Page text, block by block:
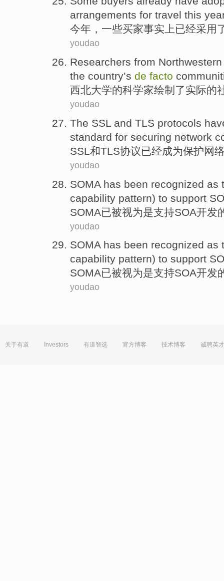
arrangements for travel this
今年 ， 一些买家事实上已经采用
youdao
Researchers from Northwestern
the country’s de facto
西北大学的科学家绘制 了实际的
youdao
The SSL and TLS protocols
standard for securing network
SSL和TLS协议已经成为保护网
youdao
SOMA has been recognized as
capability pattern) to support
SOMA已被视为是支持SOA开发
youdao
SOMA has been recognized as
capability pattern) to support
SOMA已被视为是支持SOA开发
youdao
关于有道 Investors 有道智选 官方博客 技术博客 诚聘英才